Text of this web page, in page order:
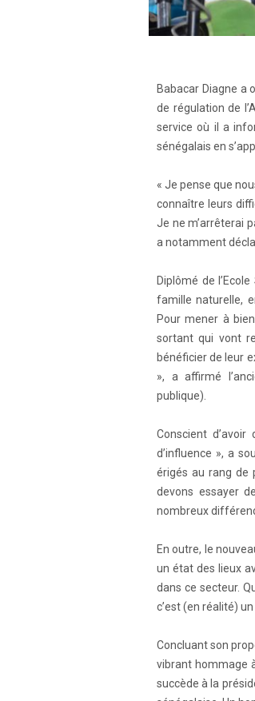
Babacar Diagne a
de régulation de
service où il a
sénégalais en
« Je pense que
connaître leurs
Je ne m’arrêterai
a notamment
Diplômé de
famille naturelle,
Pour mener à
sortant qui vont
bénéficier de leur
», a affirmé
publique).
Conscient
d’influence », a
érigés au rang de
devons essayer
nombreux
En outre, le
un état des lieux
dans ce secteur.
c’est (en réalité)
Concluant son
vibrant hommage
succède à la